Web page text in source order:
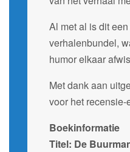
Al met al is dit
verhalenbundel,
humor elkaar
Met dank aan
voor het recensie-
Boekinformatie
Titel: De